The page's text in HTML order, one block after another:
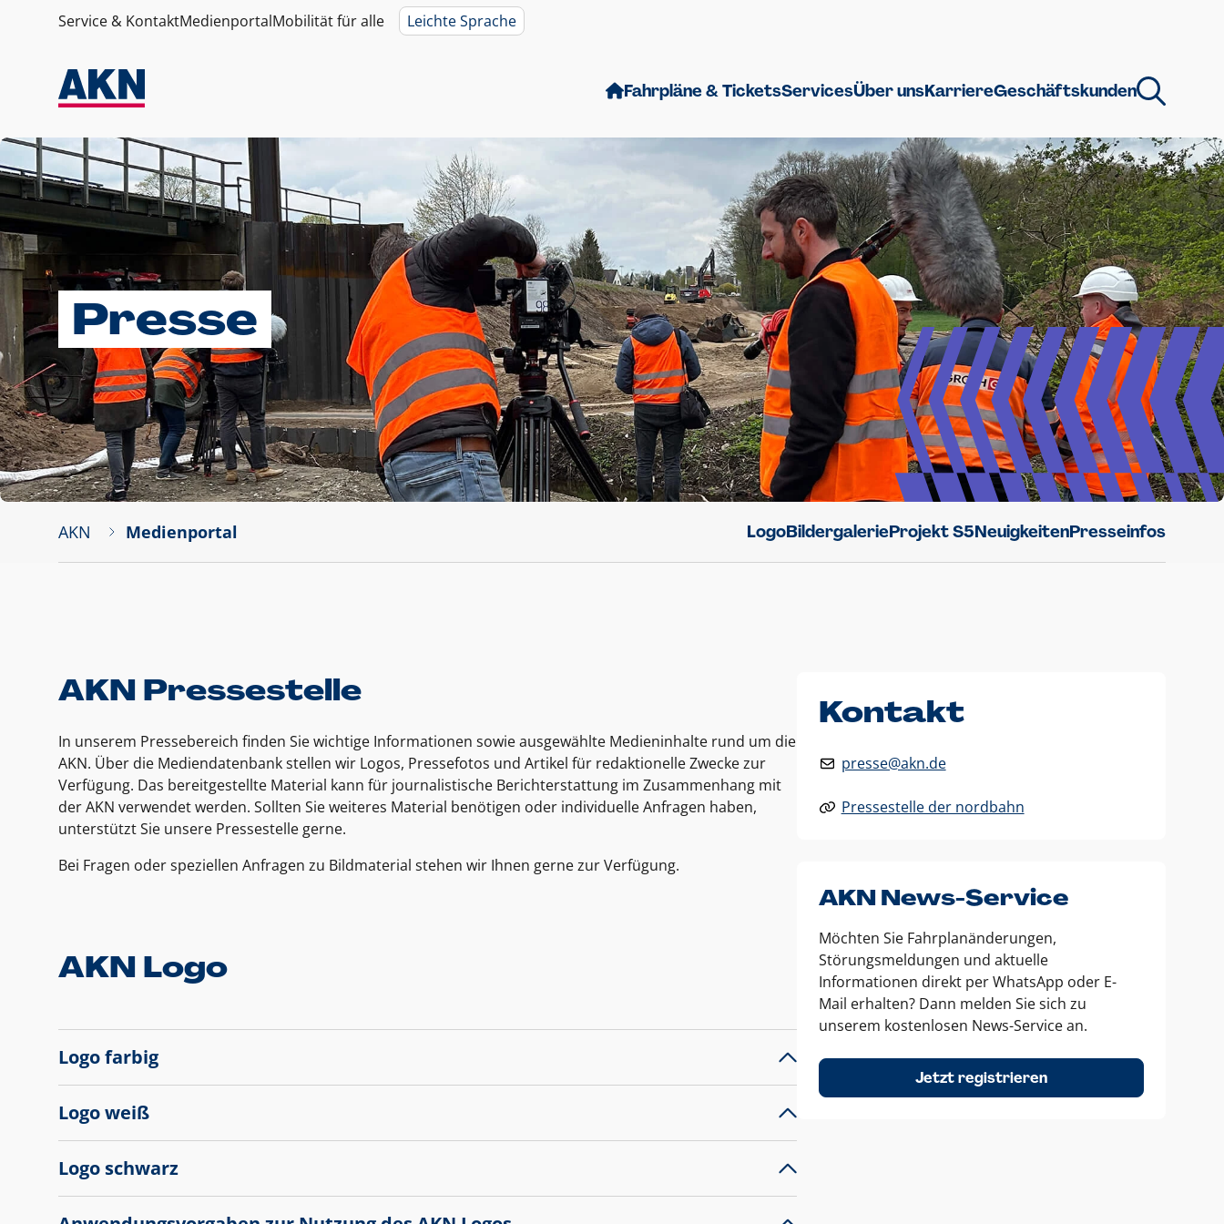
Service & KontaktMedienportalMobilität für alle Leichte Sprache
Fahrpläne & TicketsServicesÜber unsKarriereGeschäftskunden
Presse
AKN Medienportal LogoBildergalerieProjekt S5NeuigkeitenPresseinfos
AKN Pressestelle
In unserem Pressebereich finden Sie wichtige Informationen sowie ausgewählte Medieninhalte rund um die
AKN. Über die Mediendatenbank stellen wir Logos, Pressefotos und Artikel für redaktionelle Zwecke zur
Verfügung. Das bereitgestellte Material kann für journalistische Berichterstattung im Zusammenhang mit
der AKN verwendet werden. Sollten Sie weiteres Material benötigen oder individuelle Anfragen haben,
unterstützt Sie unsere Pressestelle gerne.
Bei Fragen oder speziellen Anfragen zu Bildmaterial stehen wir Ihnen gerne zur Verfügung.
AKN Logo
Logo farbig
Logo weiß
Logo schwarz
Kontakt
presse@akn.de
Pressestelle der nordbahn
AKN News-Service
Möchten Sie Fahrplanänderungen,
Störungsmeldungen und aktuelle
Informationen direkt per WhatsApp oder E-
Mail erhalten? Dann melden Sie sich zu
unserem kostenlosen News-Service an.
Jetzt registrieren